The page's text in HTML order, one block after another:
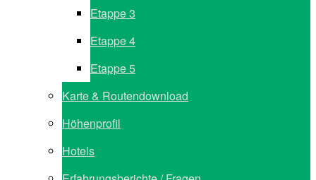
Etappe 3
Etappe 4
Etappe 5
Karte & Routendownload
Höhenprofil
Hotels